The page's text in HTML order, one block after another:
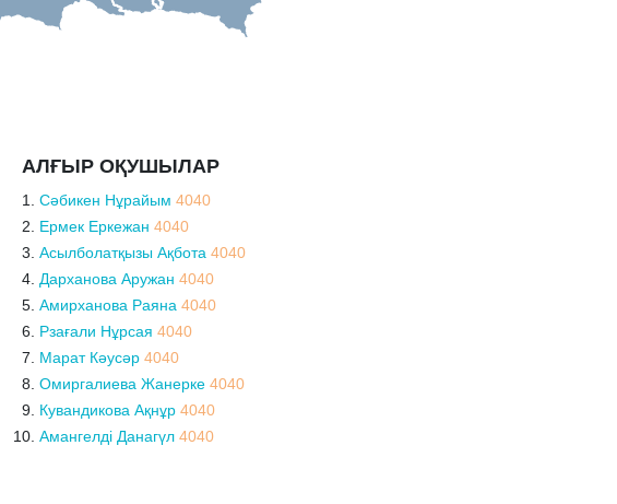
АЛҒЫР ОҚУШЫЛАР
Сәбикен Нұрайым 4040
Ермек Еркежан 4040
Асылболатқызы Ақбота 4040
Дарханова Аружан 4040
Амирханова Раяна 4040
Рзағали Нұрсая 4040
Марат Кәусәр 4040
Омиргалиева Жанерке 4040
Кувандикова Ақнұр 4040
Амангелді Данагүл 4040